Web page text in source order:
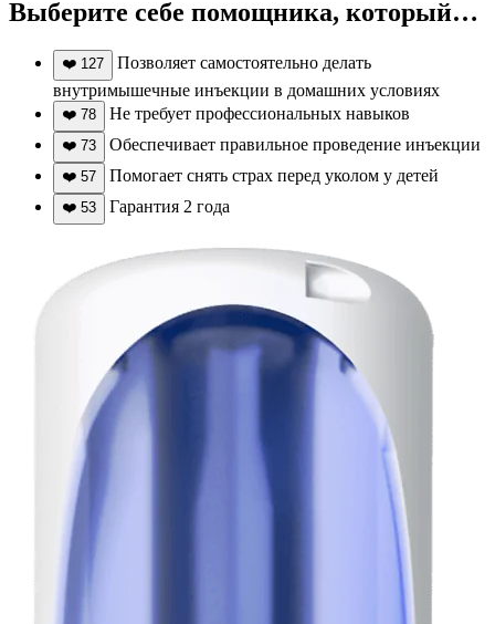
Выберите себе помощника, который…
❤️ 127
Позволяет самостоятельно делать
внутримышечные инъекции в домашних условиях
❤️ 78 Не требует профессиональных навыков
❤️ 73 Обеспечивает правильное проведение инъекции
❤️ 57 Помогает снять страх перед уколом у детей
❤️ 53 Гарантия 2 года